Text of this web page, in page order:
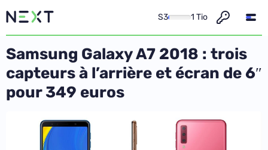
S3 1 Tio
Samsung Galaxy A7 2018 : trois
capteurs à l’arrière et écran de 6″
pour 349 euros